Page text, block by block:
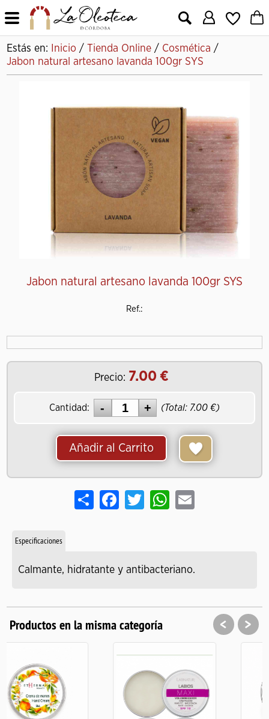
X
Estás en: Inicio / Tienda Online / Cosmética /
Jabon natural artesano lavanda 100gr SYS
Jabon natural artesano lavanda 100gr SYS
Ref.:
Precio: 7.00
Cantidad: (Total: 7.00)
Añadir al Carrito
ShareFacebook
TwitterWhatsApp
Email
Especificaciones
Calmante, hidratante y antibacteriano.
Productos en la misma categoría < >